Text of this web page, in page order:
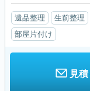
遺品整理 生前整理
部屋片付け
見